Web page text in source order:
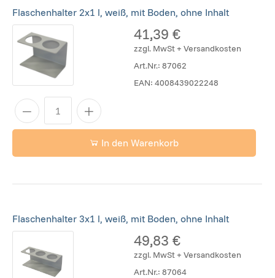
Flaschenhalter 2x1 l, weiß, mit Boden, ohne Inhalt
41,39 €
zzgl. MwSt + Versandkosten
Art.Nr.:87062
EAN:4008439022248
In den Warenkorb
Flaschenhalter 3x1 l, weiß, mit Boden, ohne Inhalt
49,83 €
zzgl. MwSt + Versandkosten
Art.Nr.:87064